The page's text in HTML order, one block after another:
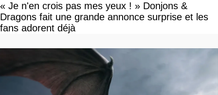
« Je n'en crois pas mes yeux ! » Donjons &
Dragons fait une grande annonce surprise et les
fans adorent déjà